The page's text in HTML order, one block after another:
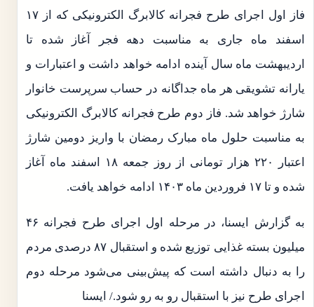
فاز اول اجرای طرح فجرانه کالابرگ الکترونیکی که از ۱۷
اسفند ماه جاری ‌به مناسبت دهه فجر آغاز شده تا
اردیبهشت ماه سال آینده ادامه خواهد داشت و اعتبارات و
یارانه تشویقی هر ماه جداگانه در حساب سرپرست خانوار
شارژ خواهد شد. فاز دوم طرح فجرانه کالابرگ الکترونیکی
به مناسبت حلول ماه مبارک رمضان با واریز دومین شارژ
اعتبار ۲۲۰ هزار تومانی از روز جمعه ۱۸ اسفند ماه آغاز
شده و تا ۱۷ فروردین ماه ۱۴۰۳ ادامه خواهد یافت.
به گزارش ایسنا،‌ در مرحله اول اجرای طرح فجرانه ۴۶
میلیون بسته غذایی توزیع شده و استقبال ۸۷ درصدی مردم
را به دنبال داشته است که پیش‌بینی می‌شود مرحله دوم
اجرای طرح نیز با استقبال رو به رو شود./ ایسنا